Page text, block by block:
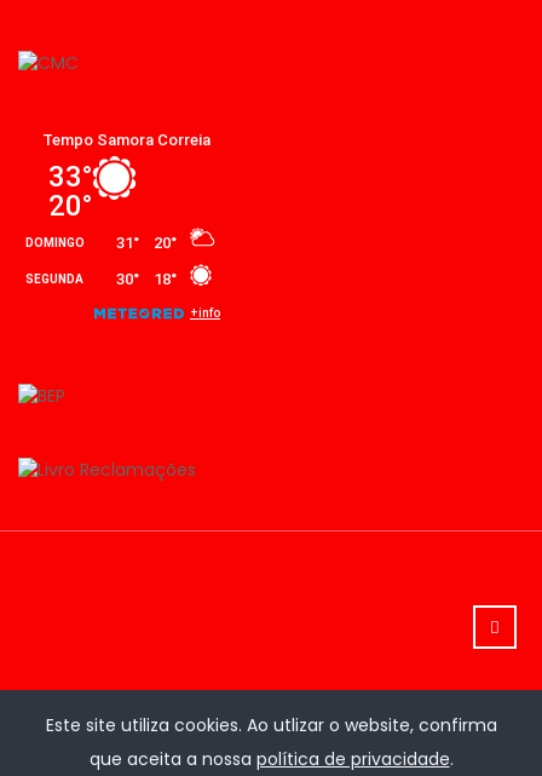
Este site utiliza cookies. Ao utlizar o website, confirma
que aceita a nossa política de privacidade.